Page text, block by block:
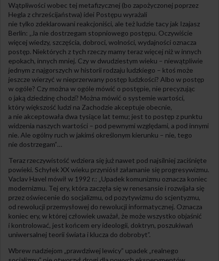
Wątpliwości wobec tej metafizycznej (bo zapożyczonej poprzez
Hegla z chrześcijaństwa) idei Postępu wyrażali
nie tylko zdeklarowani reakcjoniści, ale też ludzie tacy jak Izajasz
Berlin: „Ja nie dostrzegam stopniowego postępu. Oczywiście
więcej wiedzy, szczęścia, dobroci, wolności, wydajności oznacza
postęp. Niektórych z tych rzeczy mamy teraz więcej niż w innych
epokach, innych mniej. Czy w dwudziestym wieku – niewątpliwie
jednym z najgorszych w historii rodzaju ludzkiego – ktoś może
jeszcze wierzyć w nieprzerwany postęp ludzkości? Albo w postęp
w ogóle? Czy można w ogóle mówić o postępie, nie precyzując
o jaką dziedzinę chodzi? Można mówić o systemie wartości,
który większość ludzi na Zachodzie akceptuje obecnie,
a nie akceptowała dwa tysiące lat temu; jest to postęp z punktu
widzenia naszych wartości – pod pewnymi względami, a pod innymi
nie. Ale ogólny ruch w jakimś określonym kierunku – nie, tego
nie dostrzegam”…
Teraz rzeczywistość wdziera się już nawet pod najsilniej zaciśnięte
powieki. Schyłek XX wieku przyniósł załamanie się progresywizmu.
Vaclav Havel mówił w 1992 r.: „Upadek komunizmu oznacza koniec
modernizmu. Tej ery, która zaczęła się w renesansie i rozwijała się
przez oświecenie do socjalizmu, od pozytywizmu do scjentyzmu,
od rewolucji przemysłowej do rewolucji informatycznej. Oznacza
koniec ery, w której człowiek uważał, że może wszystko objaśnić
i kontrolować, jest końcem ery ideologii, doktryn, poszukiwań
uniwersalnej teorii świata i klucza do dobrobyt”.
Wbrew nadziejom „prawdziwej lewicy” upadek „realnego